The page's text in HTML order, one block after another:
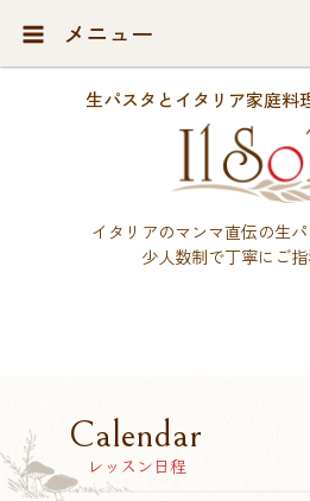
メニュー
生パスタとイタリア家庭料
イタリアのマンマ直伝の生
少人数制で丁寧にご指
Calendar
レッスン日程